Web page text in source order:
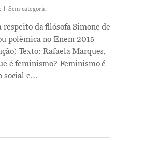
Sem categoria
respeito da filósofa Simone de
polêmica no Enem 2015
Texto: Rafaela Marques,
é feminismo? Feminismo é
social e…